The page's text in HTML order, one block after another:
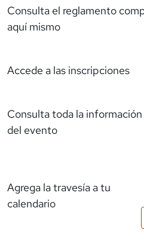
Consulta el reglamento
aquí mismo
Accede a las inscripciones
Consulta toda la
del evento
Agrega la travesía a tu
calendario